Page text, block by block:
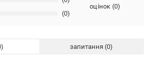
(0)
оцінок (0)
запитання